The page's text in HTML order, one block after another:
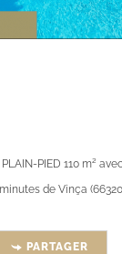
de Vinça
PARTAGER